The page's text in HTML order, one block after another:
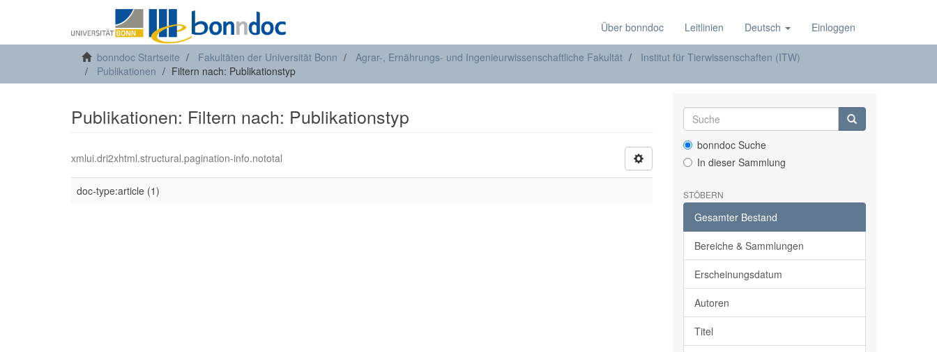
Über bonndoc Leitlinien Deutsch Einloggen
bonndoc Startseite Fakultäten der Universität Bonn Agrar-, Ernährungs- und Ingenieurwissenschaftliche Fakultät
Institut für Tierwissenschaften (ITW)
Publikationen
Filtern nach: Publikationstyp
Publikationen: Filtern nach: Publikationstyp
xmlui.dri2xhtml.structural.pagination-info.nototal
doc-type:article (1)
bonndoc Suche
In dieser Sammlung
STÖBERN
Gesamter Bestand
Bereiche & Sammlungen
Erscheinungsdatum
Autoren
Titel